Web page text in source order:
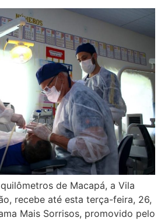
de Macapá, a Vila
recebe até esta terça-feira, 26,
Mais Sorrisos, promovido pelo